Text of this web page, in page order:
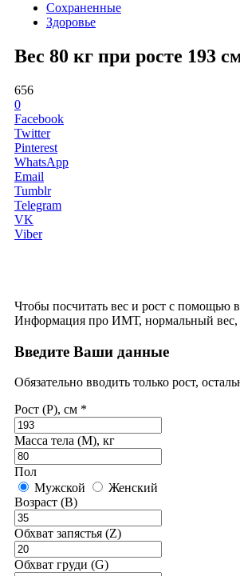
Сохраненные
Здоровье
Вес 80 кг при росте 193
656
0
Facebook
Twitter
Pinterest
WhatsApp
Email
Tumblr
Telegram
VK
Viber
Чтобы посчитать вес и рост с помощью
Информация про ИМТ, нормальный вес,
Введите Ваши данные
Обязательно вводить только рост,
Рост (P), см *
Масса тела (M), кг
Пол
Мужской
Женский
Возраст (B)
Обхват запястья (Z)
Обхват груди (G)